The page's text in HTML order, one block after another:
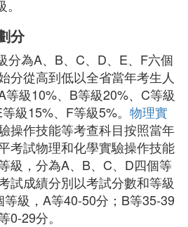
分
分為A、B、C、D、E、F六個
分從高到低以全省當年考生人
級10%、B等級20%、C等級
級15%、F等級5%。 物理實
操作技能等考查科目按照當年
考試物理和化學實驗操作技能
級，分為A、B、C、D四個等
試成績分別以考試分數和等級
級，A等40-50分；B等35-39
0-29分。